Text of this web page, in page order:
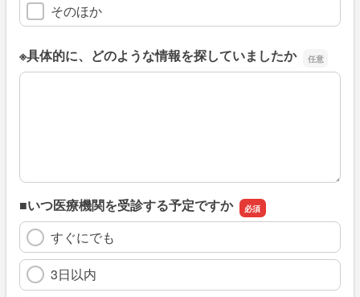
そのほか
※具体的に、どのような情報を探していましたか
※具体的に、どのような情報を探していましたか
■いつ医療機関を受診する予定ですか
すぐにでも
3日以内